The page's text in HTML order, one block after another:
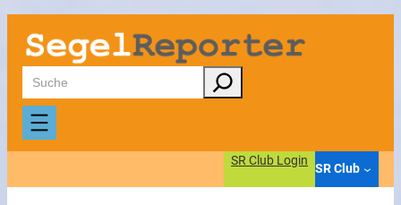
Zum
Inhalt
springen
Suchen
SR Club Login
SR Club